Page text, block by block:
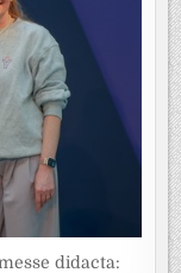
didacta: